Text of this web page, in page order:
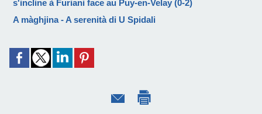
s'incline à Furiani face au Puy-en-Velay (0-2)
A màghjina - A serenità di U Spidali